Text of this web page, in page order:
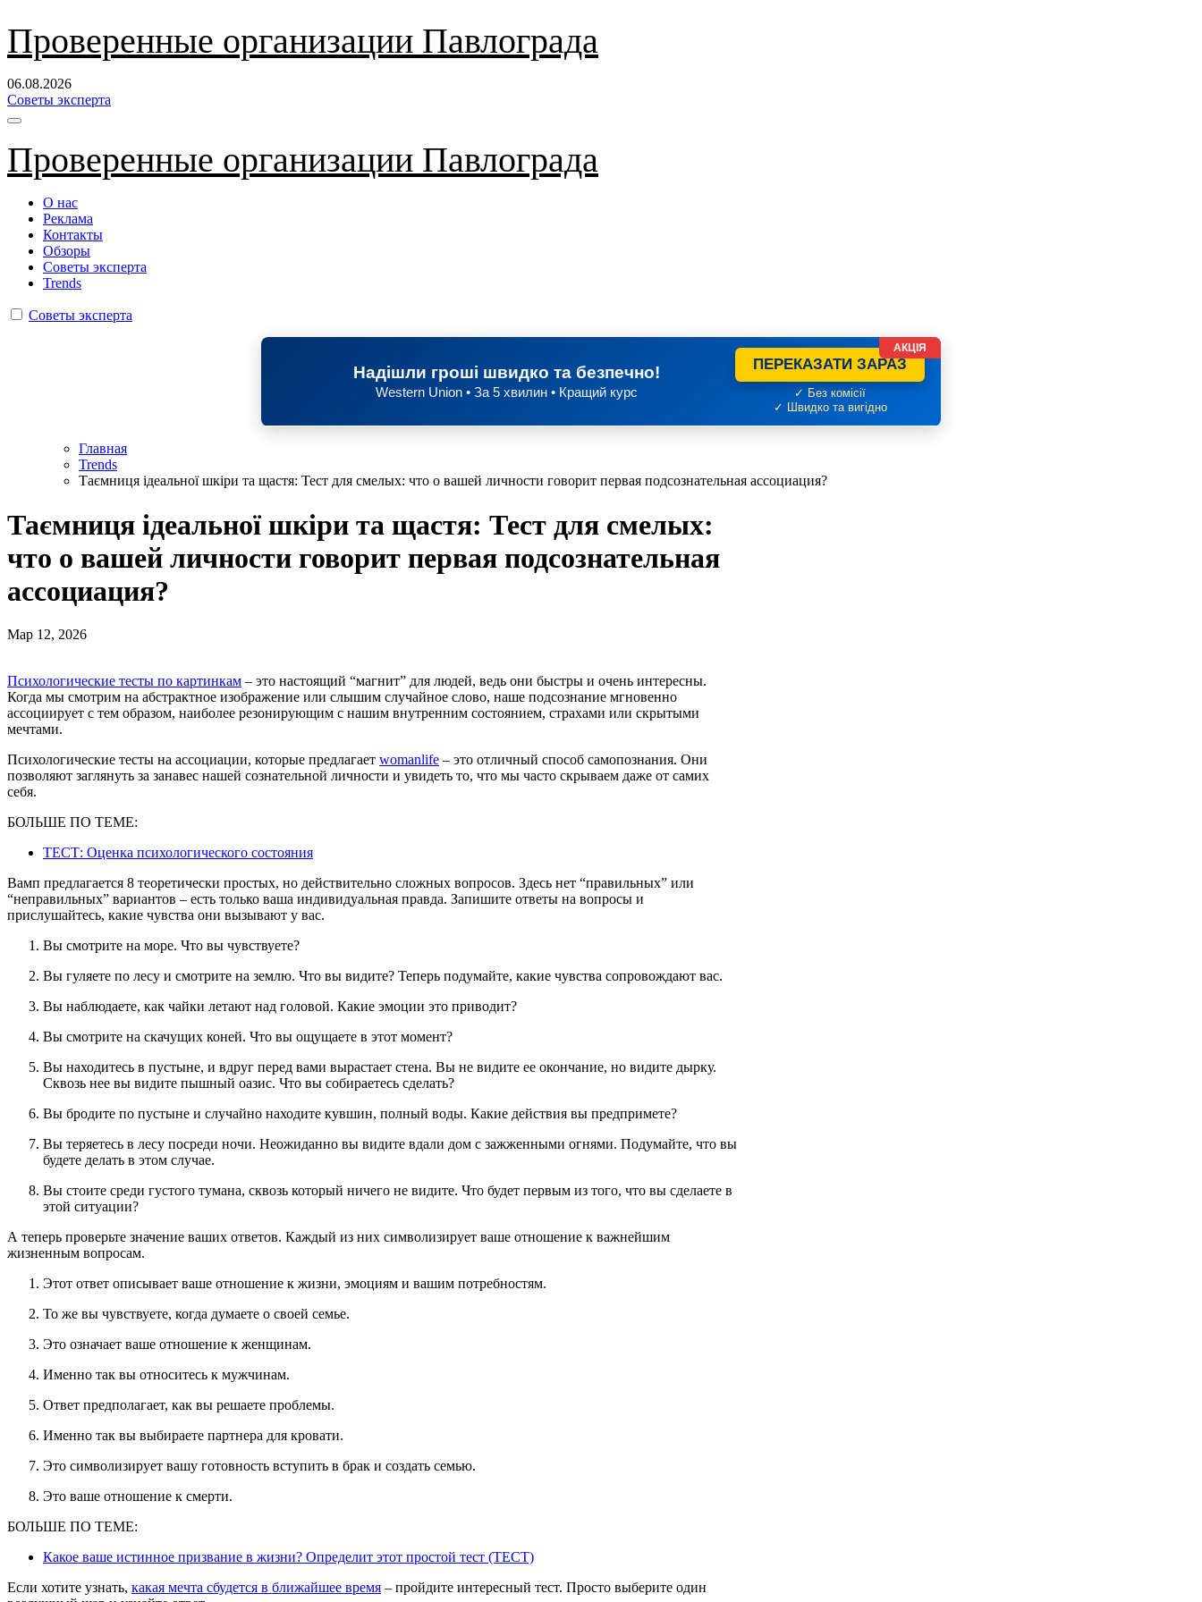
Перейти
содержанию
Проверенные организации Павлограда
06.08.2026
Советы эксперта
Проверенные организации Павлограда
О нас
Реклама
Контакты
Обзоры
Советы эксперта
Trends
Советы эксперта
Надішли гроші швидко та безпечно!
Western Union • За 5 хвилин • Кращий курс
ПЕРЕКАЗАТИ ЗАРАЗ
✓ Без комісії
✓ Швидко та вигідно
АКЦІЯ
Главная
Trends
Таємниця ідеальної шкіри та щастя: Тест для смелых: что о вашей личности говорит первая подсознательная ассоциация?
Таємниця ідеальної шкіри та щастя: Тест для смелых:
что о вашей личности говорит первая подсознательная
ассоциация?
Мар 12, 2026
Психологические тесты по картинкам – это настоящий “магнит” для людей, ведь они быстры и очень интересны.
Когда мы смотрим на абстрактное изображение или слышим случайное слово, наше подсознание мгновенно
ассоциирует с тем образом, наиболее резонирующим с нашим внутренним состоянием, страхами или скрытыми
мечтами.
Психологические тесты на ассоциации, которые предлагает womanlife – это отличный способ самопознания. Они
позволяют заглянуть за занавес нашей сознательной личности и увидеть то, что мы часто скрываем даже от самих
себя.
БОЛЬШЕ ПО ТЕМЕ:
ТЕСТ: Оценка психологического состояния
Вамп предлагается 8 теоретически простых, но действительно сложных вопросов. Здесь нет “правильных” или
“неправильных” вариантов – есть только ваша индивидуальная правда. Запишите ответы на вопросы и
прислушайтесь, какие чувства они вызывают у вас.
Вы смотрите на море. Что вы чувствуете?
Вы гуляете по лесу и смотрите на землю. Что вы видите? Теперь подумайте, какие чувства сопровождают вас.
Вы наблюдаете, как чайки летают над головой. Какие эмоции это приводит?
Вы смотрите на скачущих коней. Что вы ощущаете в этот момент?
Вы находитесь в пустыне, и вдруг перед вами вырастает стена. Вы не видите ее окончание, но видите дырку.
Сквозь нее вы видите пышный оазис. Что вы собираетесь сделать?
Вы бродите по пустыне и случайно находите кувшин, полный воды. Какие действия вы предпримете?
Вы теряетесь в лесу посреди ночи. Неожиданно вы видите вдали дом с зажженными огнями. Подумайте, что вы
будете делать в этом случае.
Вы стоите среди густого тумана, сквозь который ничего не видите. Что будет первым из того, что вы сделаете в
этой ситуации?
А теперь проверьте значение ваших ответов. Каждый из них символизирует ваше отношение к важнейшим
жизненным вопросам.
Этот ответ описывает ваше отношение к жизни, эмоциям и вашим потребностям.
То же вы чувствуете, когда думаете о своей семье.
Это означает ваше отношение к женщинам.
Именно так вы относитесь к мужчинам.
Ответ предполагает, как вы решаете проблемы.
Именно так вы выбираете партнера для кровати.
Это символизирует вашу готовность вступить в брак и создать семью.
Это ваше отношение к смерти.
БОЛЬШЕ ПО ТЕМЕ:
Какое ваше истинное призвание в жизни? Определит этот простой тест (ТЕСТ)
Если хотите узнать, какая мечта сбудется в ближайшее время – пройдите интересный тест. Просто выберите один